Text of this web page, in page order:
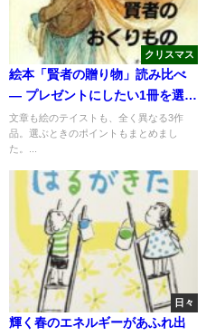
クリスマス
絵本「賢者の贈り物」読み比べ
― プレゼントにしたい1冊を選ぼ
う
文章も絵のテイストも、全く異なる3作
品。選ぶときのポイントもまとめまし
た。...
日々
輝く春のエネルギーがあふれ出